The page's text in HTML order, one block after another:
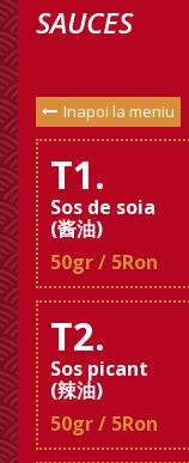
SAUCES
Inapoi la meniu
T1.
Sos de soia
(酱油)
50gr / 5Ron
T2.
Sos picant
(辣油)
50gr / 5Ron